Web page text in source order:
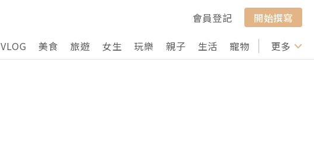
會員登記
開始撰寫
VLOG 美食 旅遊 女生 玩樂 親子 生活 寵物 行山 打卡
更多